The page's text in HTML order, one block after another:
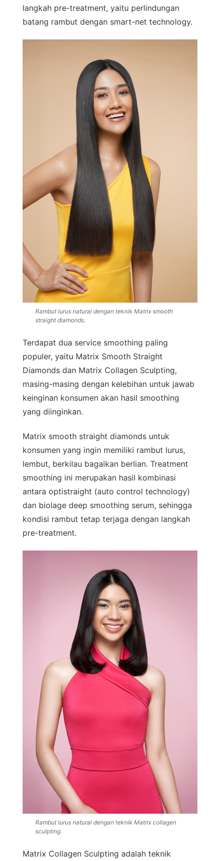
langkah pre-treatment, yaitu perlindungan
batang rambut dengan smart-net technology.
Rambut lurus natural dengan teknik Matrix smooth
straight diamonds.
Terdapat dua service smoothing paling
populer, yaitu Matrix Smooth Straight
Diamonds dan Matrix Collagen Sculpting,
masing-masing dengan kelebihan untuk jawab
keinginan konsumen akan hasil smoothing
yang diinginkan.
Matrix smooth straight diamonds untuk
konsumen yang ingin memiliki rambut lurus,
lembut, berkilau bagaikan berlian. Treatment
smoothing ini merupakan hasil kombinasi
antara optistraight (auto control technology)
dan biolage deep smoothing serum, sehingga
kondisi rambut tetap terjaga dengan langkah
pre-treatment.
Rambut lurus natural dengan teknik Matrix collagen
sculpting.
Matrix Collagen Sculpting adalah teknik